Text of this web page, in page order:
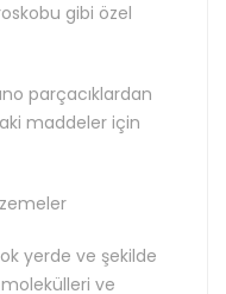
gibi özel
parçacıklardan
maddeler için
yerde ve şekilde
ve